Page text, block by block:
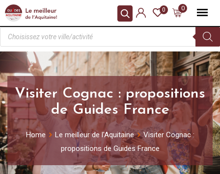
0
0
Visiter Cognac : propositions
de Guides France
Home Le meilleur de l'Aquitaine
Visiter Cognac :
propositions de Guides France